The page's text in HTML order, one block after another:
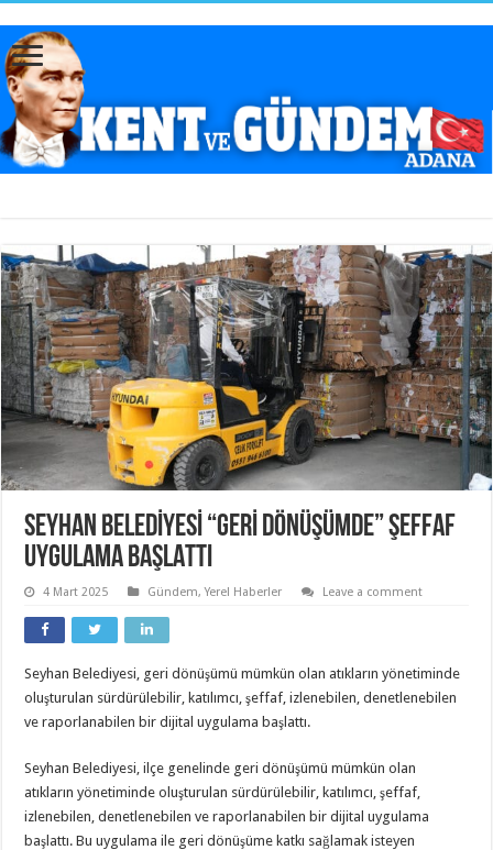
SEYHAN BELEDİYESİ “GERİ DÖNÜŞÜMDE” ŞEFFAF
UYGULAMA BAŞLATTI
4 Mart 2025 Gündem,Yerel Haberler Leave a comment
Seyhan Belediyesi, geri dönüşümü mümkün olan atıkların yönetiminde
oluşturulan sürdürülebilir, katılımcı, şeffaf, izlenebilen, denetlenebilen
ve raporlanabilen bir dijital uygulama başlattı.
Seyhan Belediyesi, ilçe genelinde geri dönüşümü mümkün olan
atıkların yönetiminde oluşturulan sürdürülebilir, katılımcı, şeffaf,
izlenebilen, denetlenebilen ve raporlanabilen bir dijital uygulama
başlattı. Bu uygulama ile geri dönüşüme katkı sağlamak isteyen